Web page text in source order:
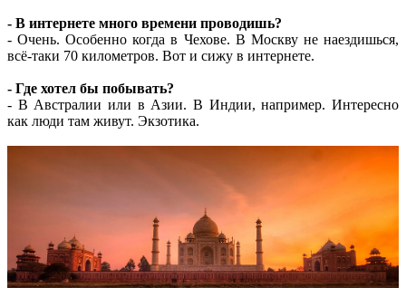
- В интернете много времени проводишь?
- Очень. Особенно когда в Чехове. В Москву не наездишься,
всё-таки 70 километров. Вот и сижу в интернете.
- Где хотел бы побывать?
- В Австралии или в Азии. В Индии, например. Интересно
как люди там живут. Экзотика.